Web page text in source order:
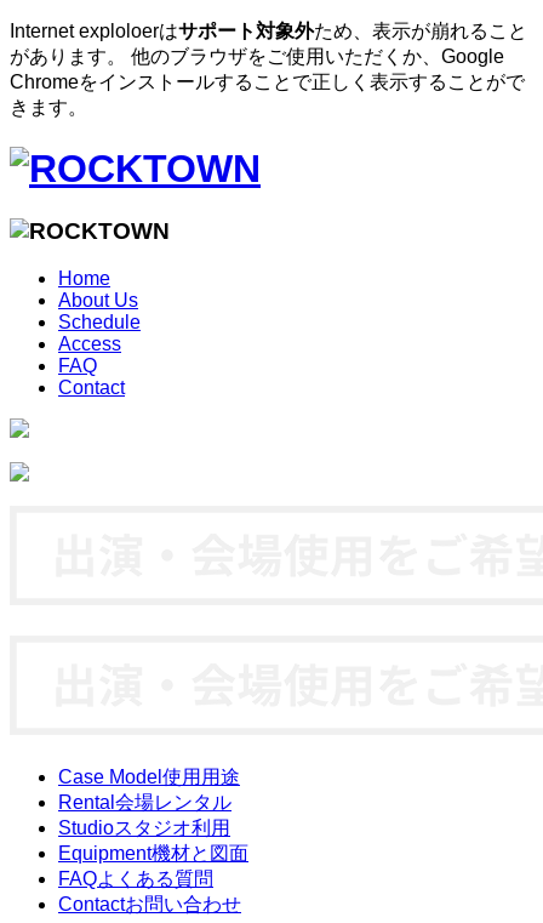
Internet exploloerはサポート対象外ため、表示が崩れること
があります。 他のブラウザをご使用いただくか、Google
Chromeをインストールすることで正しく表示することがで
きます。
Home
About Us
Schedule
Access
FAQ
Contact
Case Model 使用用途
Rental 会場レンタル
Studioスタジオ利用
Equipment機材と図面
FAQよくある質問
Contactお問い合わせ